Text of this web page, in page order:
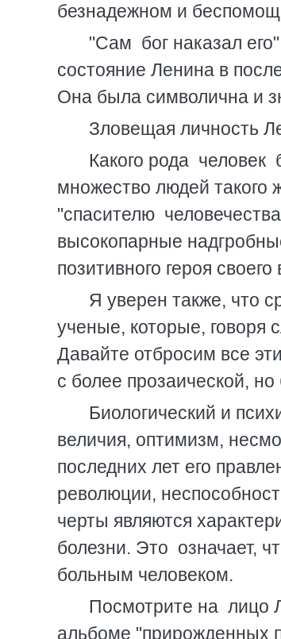
безнадежном и
"Сам бог наказал
состояние Ленина в
Она была символична и
Зловещая личность
Какого рода
множество людей такого
"спасителю
высокопарные
позитивного героя
Я уверен также, что
ученые, которые, говоря
Давайте отбросим все
с более прозаической,
Биологический и
величия, оптимизм,
последних лет его
революции,
черты являются
болезни. Это означает,
больным человеком.
Посмотрите на лицо
альбоме "прирожденных